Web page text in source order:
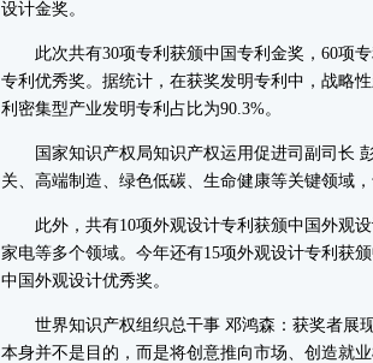
设计金奖。
此次共有30项专利获颁中国专利金奖，60项专
专利优秀奖。据统计，在获奖发明专利中，战略
利密集型产业发明专利占比为90.3%。
国家知识产权局知识产权运用促进司副司长
关、高端制造、绿色低碳、生命健康等关键领域
此外，共有10项外观设计专利获颁中国外观设
家电等多个领域。今年还有15项外观设计专利获
中国外观设计优秀奖。
世界知识产权组织总干事 邓鸿森：获奖者展
本身并不是目的，而是将创意推向市场、创造就